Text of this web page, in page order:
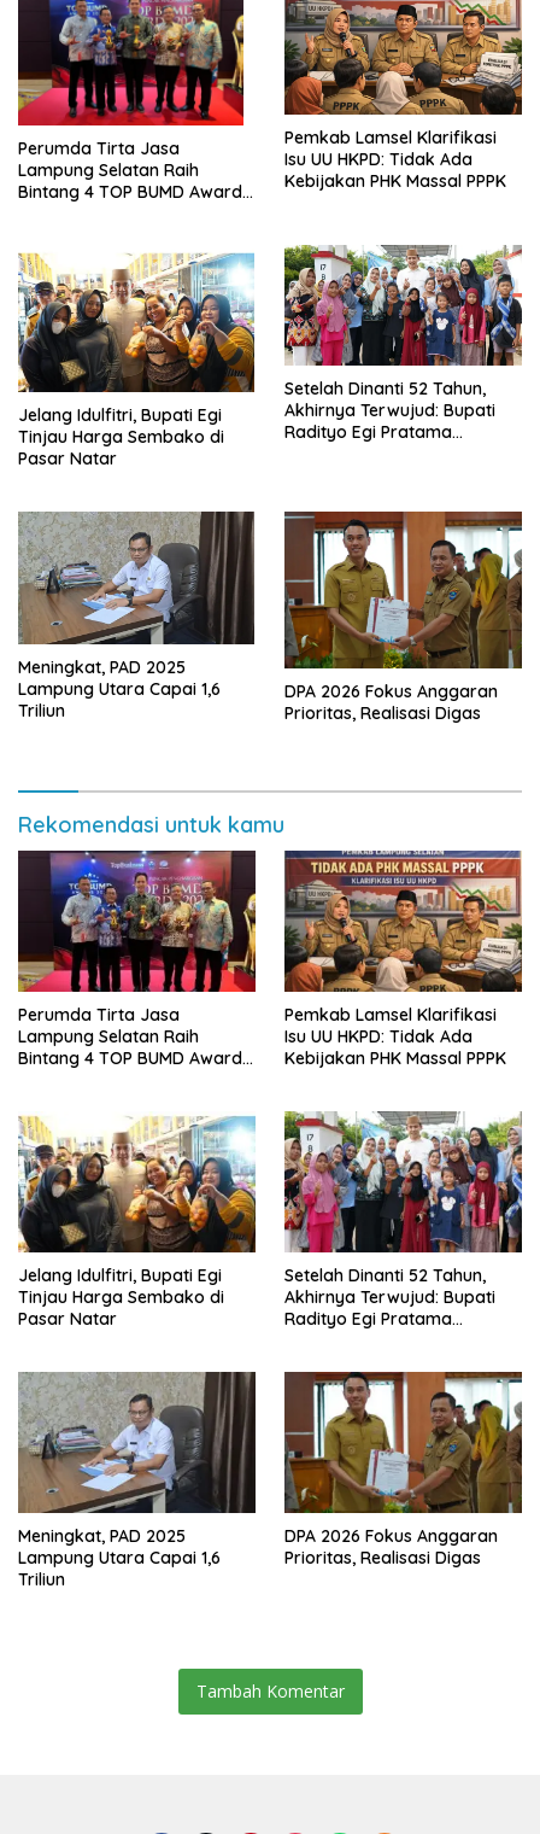
Perumda Tirta Jasa
Lampung Selatan Raih
Bintang 4 TOP BUMD Awards
Pemkab Lamsel Klarifikasi
Isu UU HKPD: Tidak Ada
Kebijakan PHK Massal PPPK
Jelang Idulfitri, Bupati Egi
Tinjau Harga Sembako di
Pasar Natar
Setelah Dinanti 52 Tahun,
Akhirnya Terwujud: Bupati
Radityo Egi Pratama
Meningkat, PAD 2025
Lampung Utara Capai 1,6
Triliun
DPA 2026 Fokus Anggaran
Prioritas, Realisasi Digas
Rekomendasi untuk kamu
Perumda Tirta Jasa
Lampung Selatan Raih
Bintang 4 TOP BUMD Awards
Pemkab Lamsel Klarifikasi
Isu UU HKPD: Tidak Ada
Kebijakan PHK Massal PPPK
Jelang Idulfitri, Bupati Egi
Tinjau Harga Sembako di
Pasar Natar
Setelah Dinanti 52 Tahun,
Akhirnya Terwujud: Bupati
Radityo Egi Pratama
Meningkat, PAD 2025
Lampung Utara Capai 1,6
Triliun
DPA 2026 Fokus Anggaran
Prioritas, Realisasi Digas
Tambah Komentar